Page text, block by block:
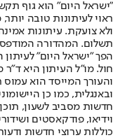
"ישראל היום" הוא גוף
ראוי לעיתונות טובה
ולא צועקת. עיתונות
הפך "ישראל היום"
חול. מו"ל העיתון היא
והעורך המייסד הוא
חדשות מסביב לשעון, תוכן
וידיאו, פודקאסטים
כוללות ערוצי חדשות